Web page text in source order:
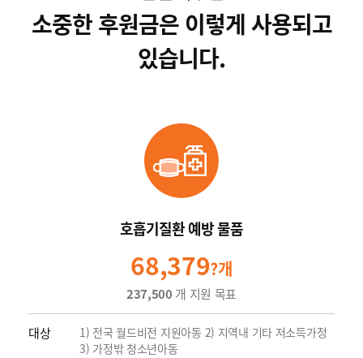
소중한 후원금은 이렇게 사용되고
있습니다.
호흡기질환 예방 물품
68,379?개
237,500 개 지원 목표
대상
1) 전국 월드비전 지원아동 2) 지역내 기타 저소득가정
3) 가정밖 청소년아동